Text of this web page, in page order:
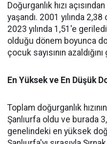
Doğurganlık hızı
yaşandı. 2001 yılında
2023 yılında 1,51'e
olduğu dönem boyunca
çocuk sayısının
En Yüksek ve En Düşük
Toplam doğurganlık
Şanlıurfa oldu ve burada
genelindeki en yüksek